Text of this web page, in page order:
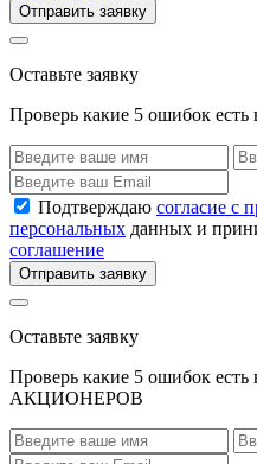
Отправить заявку
Оставьте заявку
Проверь какие 5 ошибок
Подтверждаю согласие с
персональных данных и
соглашение
Отправить заявку
Оставьте заявку
Проверь какие 5 ошибок
АКЦИОНЕРОВ